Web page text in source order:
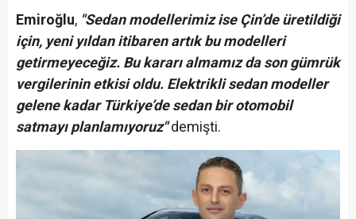
Emiroğlu, "Sedan modellerimiz ise Çin’de üretildiği
için, yeni yıldan itibaren artık bu modelleri
getirmeyeceğiz. Bu kararı almamız da son gümrük
vergilerinin etkisi oldu. Elektrikli sedan modeller
gelene kadar Türkiye’de sedan bir otomobil
satmayı planlamıyoruz"demişti.